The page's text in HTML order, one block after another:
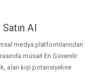
Al
medya platformlarından
müsait En Güvenilir
alan kişi potansiyeline